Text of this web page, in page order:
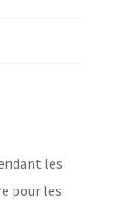
les
pour les